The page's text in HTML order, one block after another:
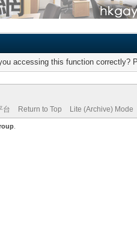
accessing this function correctly?
台 Return to Top Lite (Archive) Mode